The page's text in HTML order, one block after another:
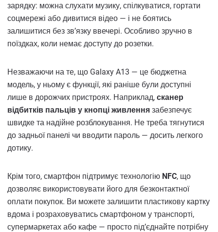
зарядку: можна слухати музику, спілкуватися, гортати
соцмережі або дивитися відео — і не боятись
залишитися без зв’язку ввечері. Особливо зручно в
поїздках, коли немає доступу до розетки.
Незважаючи на те, що Galaxy A13 — це бюджетна
модель, у ньому є функції, які раніше були доступні
лише в дорожчих пристроях. Наприклад, сканер
відбитків пальців у кнопці живлення забезпечує
швидке та надійне розблокування. Не треба тягнутися
до задньої панелі чи вводити пароль — досить легкого
дотику.
Крім того, смартфон підтримує технологію NFC, що
дозволяє використовувати його для безконтактної
оплати покупок. Ви можете залишити пластикову картку
вдома і розраховуватись смартфоном у транспорті,
супермаркетах або кафе — просто під’єднайте потрібну